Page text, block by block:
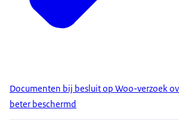
Documenten bij besluit op Woo-verzoek
beter beschermd